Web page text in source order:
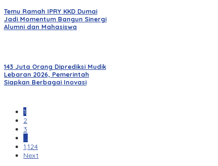
Temu Ramah IPRY KKD Dumai
Jadi Momentum Bangun Sinergi
Alumni dan Mahasiswa
143 Juta Orang Diprediksi Mudik
Lebaran 2026, Pemerintah
Siapkan Berbagai Inovasi
1
2
3
…
1,124
Next